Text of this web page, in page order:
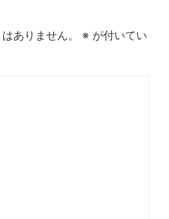
ありません。 ※ が付いてい